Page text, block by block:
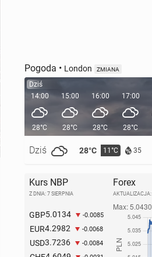
Pogoda • London ZMIANA
Dziś
14:00
28°C
Dziś 28°C 11°C 35
15:00
28°C
16:00
28°C
17:00
28°C
Kurs NBP
Z DNIA: 7 SIERPNIA
GBP5.0134 -0.0085
EUR4.2982 -0.0068
USD3.7236 -0.0084
Forex
AKTUALIZACJA: